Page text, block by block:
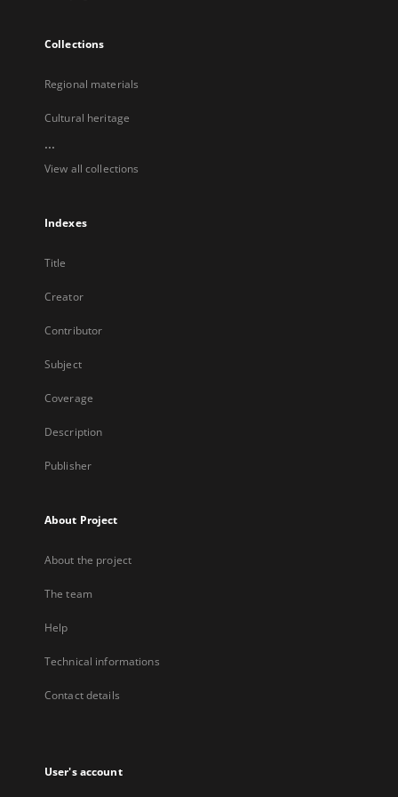
Collections
Regional materials
Cultural heritage
...
View all collections
Indexes
Title
Creator
Contributor
Subject
Coverage
Description
Publisher
About Project
About the project
The team
Help
Technical informations
Contact details
User's account